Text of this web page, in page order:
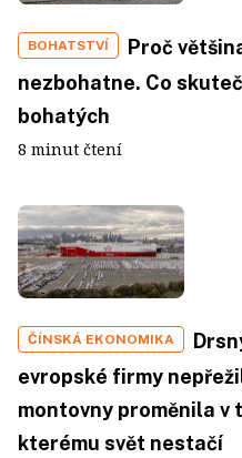
BOHATSTVÍ
Proč
nezbohatne. Co
bohatých
8 minut čtení
ČÍNSKÁ EKONOMIKA
evropské firmy
montovny proměnila
kterému svět nestačí